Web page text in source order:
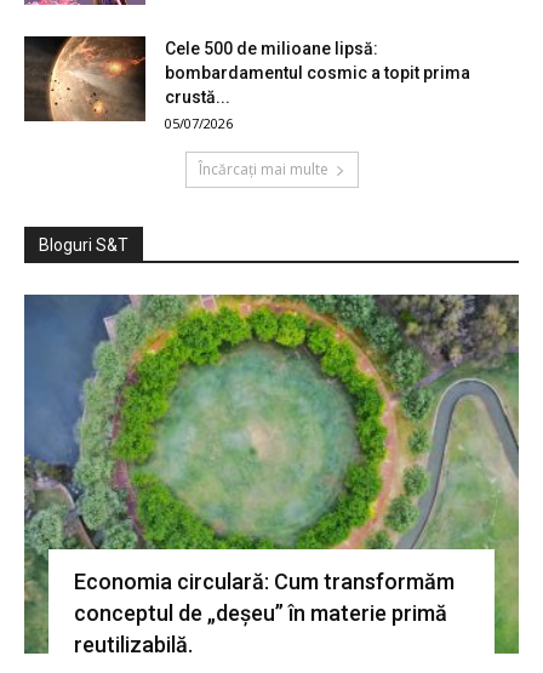
Cele 500 de milioane lipsă:
bombardamentul cosmic a topit prima
crustă...
05/07/2026
Încărcați mai multe
Bloguri S&T
Economia circulară: Cum transformăm
conceptul de „deșeu” în materie primă
reutilizabilă.